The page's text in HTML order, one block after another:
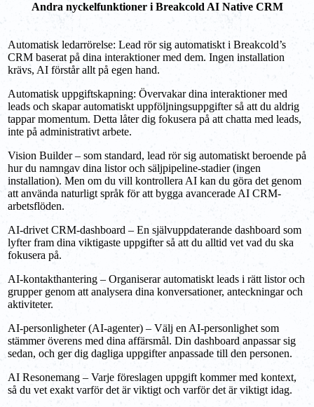
Andra nyckelfunktioner i Breakcold AI Native CRM
Automatisk ledarrörelse: Lead rör sig automatiskt i Breakcold’s
CRM baserat på dina interaktioner med dem. Ingen installation
krävs, AI förstår allt på egen hand.
Automatisk uppgiftskapning: Övervakar dina interaktioner med
leads och skapar automatiskt uppföljningsuppgifter så att du aldrig
tappar momentum. Detta låter dig fokusera på att chatta med leads,
inte på administrativt arbete.
Vision Builder – som standard, lead rör sig automatiskt beroende på
hur du namngav dina listor och säljpipeline-stadier (ingen
installation). Men om du vill kontrollera AI kan du göra det genom
att använda naturligt språk för att bygga avancerade AI CRM-
arbetsflöden.
AI-drivet CRM-dashboard – En självuppdaterande dashboard som
lyfter fram dina viktigaste uppgifter så att du alltid vet vad du ska
fokusera på.
AI-kontakthantering – Organiserar automatiskt leads i rätt listor och
grupper genom att analysera dina konversationer, anteckningar och
aktiviteter.
AI-personligheter (AI-agenter) – Välj en AI-personlighet som
stämmer överens med dina affärsmål. Din dashboard anpassar sig
sedan, och ger dig dagliga uppgifter anpassade till den personen.
AI Resonemang – Varje föreslagen uppgift kommer med kontext,
så du vet exakt varför det är viktigt och varför det är viktigt idag.